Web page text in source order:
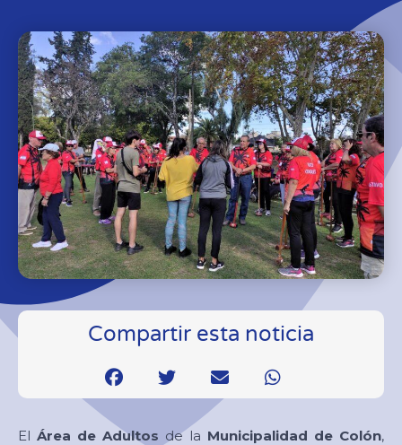
Compartir esta noticia
El Área de Adultos de la Municipalidad de Colón,